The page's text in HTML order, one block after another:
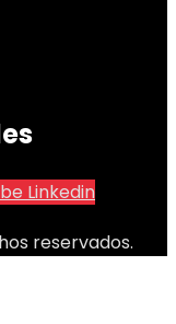
Linkedin
reservados.